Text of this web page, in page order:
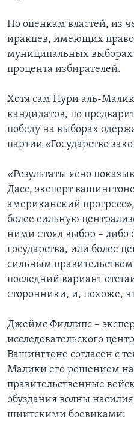
СОЦИАЛЬНЫЕ СЕТИ
По оценкам властей, из
иракцев, имеющих право
муниципальных выборах
процента избирателей.
Хотя сам Нури аль-
кандидатов, по
победу на выборах
партии «Государство
«Результаты ясно
Дасс, эксперт
американский
более сильную
ними стоял выбор – либо
государства, или более
сильным
последний вариант
сторонники, и, похоже,
Джеймс Филлипс –
исследовательского
Вашингтоне согласен с
Малики его решением
правительственные
обуздания волны
шиитскими боевиками: